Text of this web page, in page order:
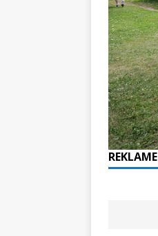
REKLAME